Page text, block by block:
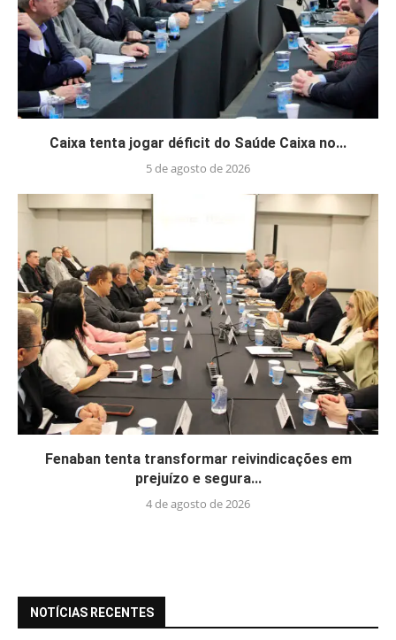
Caixa tenta jogar déficit do Saúde Caixa no...
5 de agosto de 2026
Fenaban tenta transformar reivindicações em
prejuízo e segura...
4 de agosto de 2026
NOTÍCIAS RECENTES